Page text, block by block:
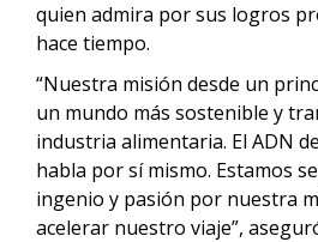
quien admira por sus logros
hace tiempo.
“Nuestra misión desde un
un mundo más sostenible y
industria alimentaria. El ADN
habla por sí mismo. Estamos
ingenio y pasión por nuestra
acelerar nuestro viaje”,